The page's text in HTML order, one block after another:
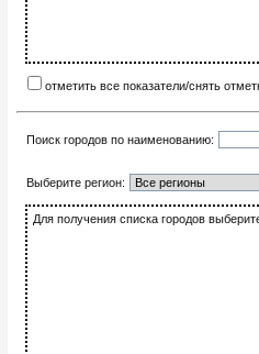
отметить все показатели/снять
Поиск городов по наименованию:
Выберите регион:
Для получения списка городов